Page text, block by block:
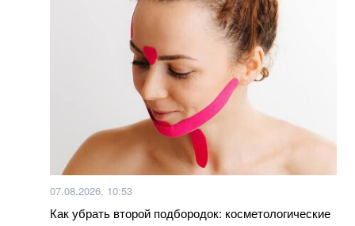
07.08.2026, 10:53
Как убрать второй подбородок: косметологические